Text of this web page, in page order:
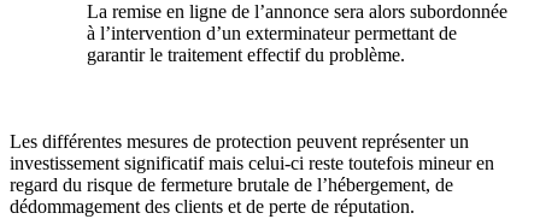
La remise en ligne de l’annonce sera alors subordonnée
à l’intervention d’un exterminateur permettant de
garantir le traitement effectif du problème.
Les différentes mesures de protection peuvent représenter un
investissement significatif mais celui-ci reste toutefois mineur en
regard du risque de fermeture brutale de l’hébergement, de
dédommagement des clients et de perte de réputation.